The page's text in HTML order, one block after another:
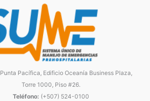
Punta Pacífica, Edificio Oceanía Business Plaza,
Torre 1000, Piso #26.
Teléfono: (+507) 524-0100